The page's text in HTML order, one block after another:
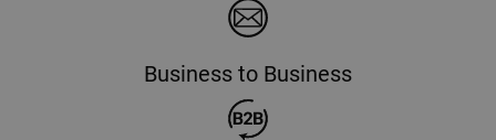
Business to Business